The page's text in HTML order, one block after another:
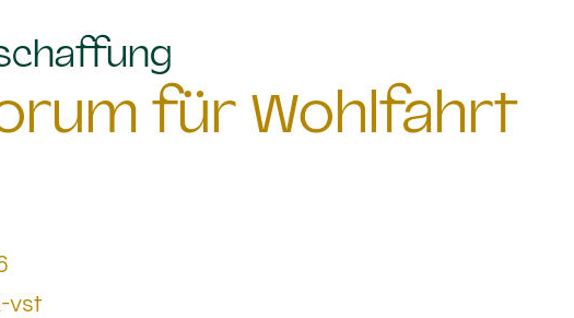
für Wohlfahrt
vst